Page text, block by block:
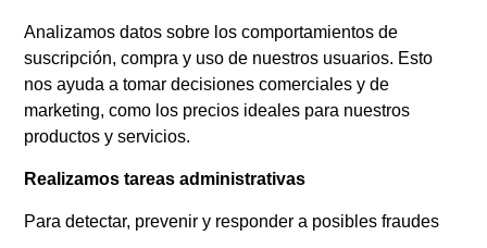
Analizamos datos sobre los comportamientos de
suscripción, compra y uso de nuestros usuarios. Esto
nos ayuda a tomar decisiones comerciales y de
marketing, como los precios ideales para nuestros
productos y servicios.
Realizamos tareas administrativas
Para detectar, prevenir y responder a posibles fraudes